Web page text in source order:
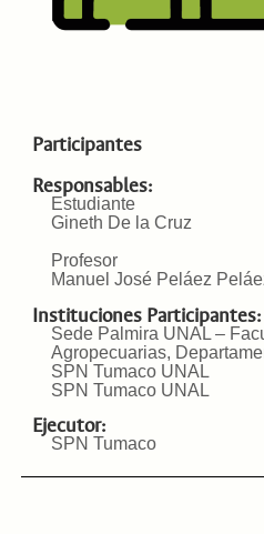
Participantes
Responsables:
Estudiante
Gineth De la Cruz
Profesor
Manuel José Peláez
Instituciones Participantes:
Sede Palmira UNAL –
Agropecuarias,
SPN Tumaco UNAL
SPN Tumaco UNAL
Ejecutor:
SPN Tumaco